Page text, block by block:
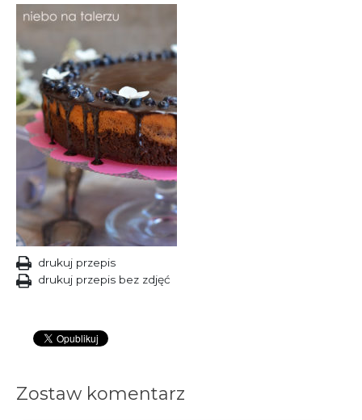
drukuj przepis
drukuj przepis bez zdjęć
Zostaw komentarz